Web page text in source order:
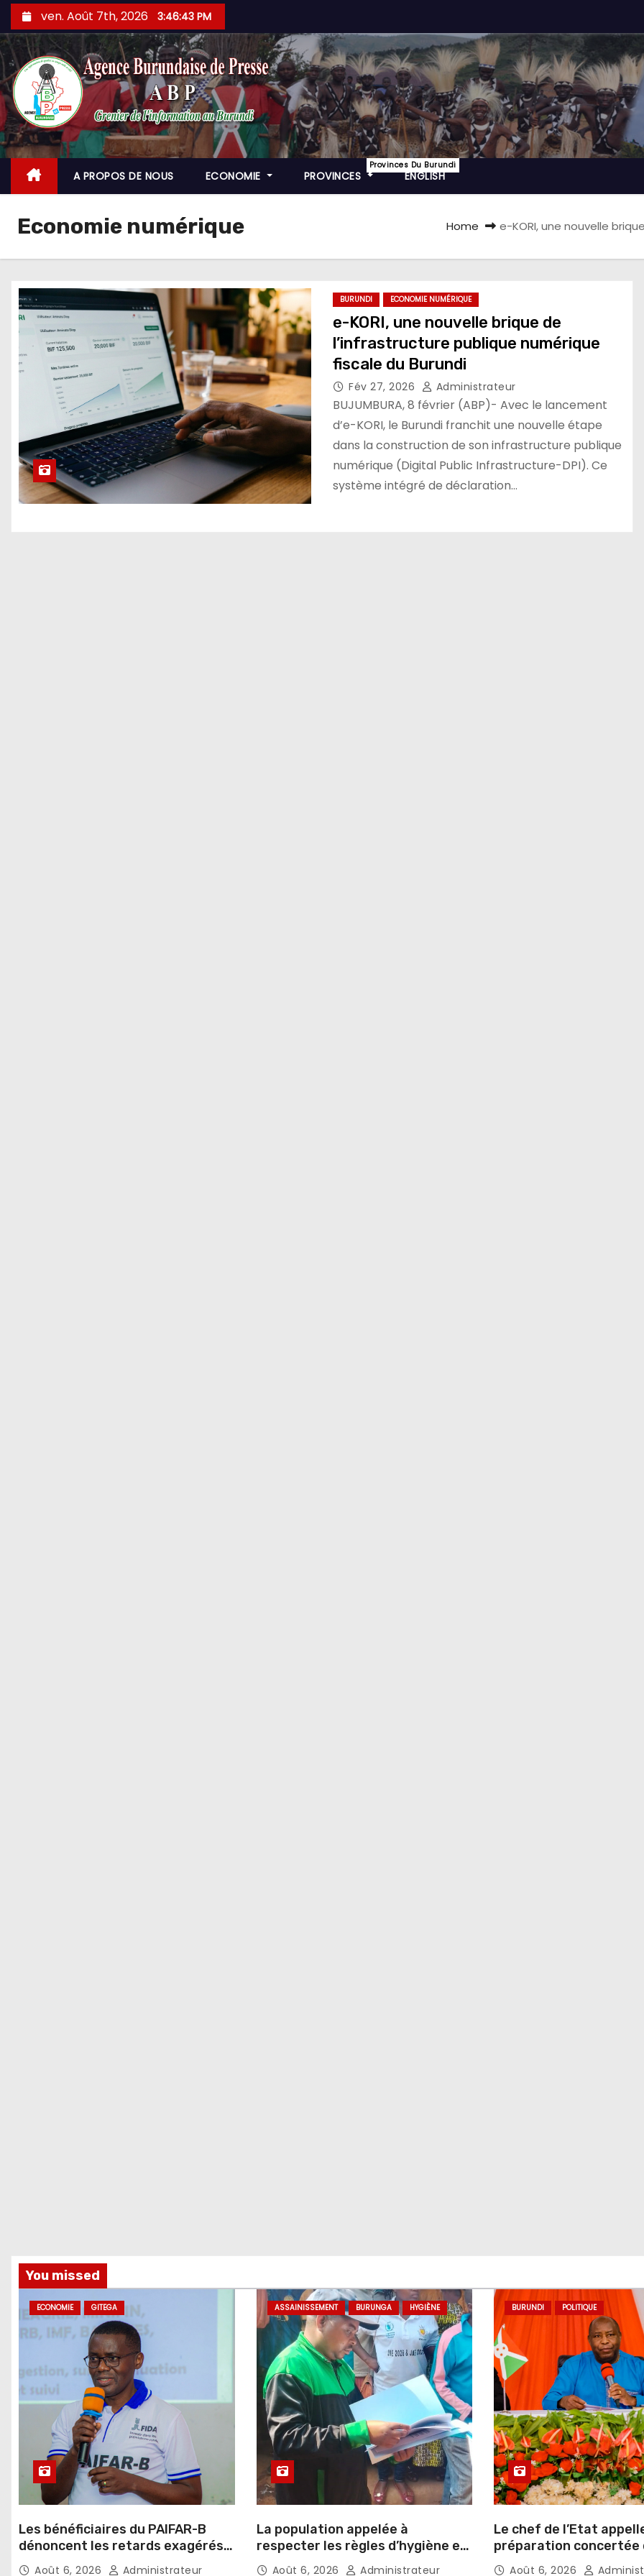
Skip
to
content
ven. Août 7th, 2026 3:46:44 PM
A PROPOS DE NOUS ECONOMIE PROVINCES
Provinces Du Burundi
ENGLISH
Economie numérique Home e-KORI, une nouvelle
BURUNDI ECONOMIE NUMÉRIQUE
e-KORI, une nouvelle brique de
l’infrastructure publique numérique
fiscale du Burundi
Fév 27, 2026 Administrateur
BUJUMBURA, 8 février (ABP)- Avec le lancement
d’e-KORI, le Burundi franchit une nouvelle étape
dans la construction de son infrastructure publique
numérique (Digital Public Infrastructure-DPI). Ce
système intégré de déclaration…
You missed
ECONOMIE GITEGA
Les bénéficiaires du PAIFAR-B
dénoncent les retards exagérés
dans l’octroi des crédits agricoles
Août 6, 2026 Administrateur
ASSAINISSEMENT BURUNGA HYGIÈNE
La population appelée à
respecter les règles d’hygiène et
d’assainissement
Août 6, 2026 Administrateur
BURUNDI POLITIQUE
Le chef de l’Etat
préparation concertée
élections de 2027
Août 6, 2026